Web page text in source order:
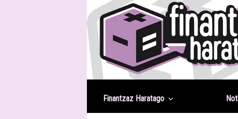
Saltar
al
contenido
Finantzaz Haratago